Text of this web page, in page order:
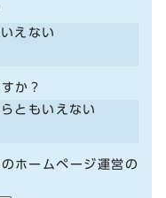
えない
か？
ともいえない
ホームページ運営の